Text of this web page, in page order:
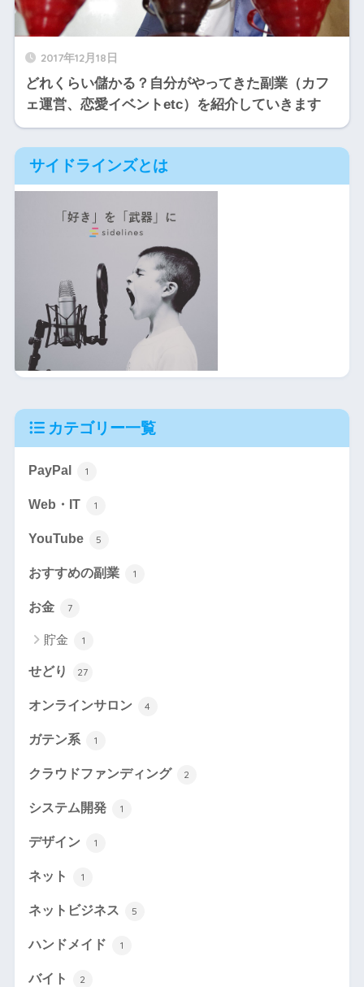
2017年12月18日
どれくらい儲かる？自分がやってきた副業（カフ
ェ運営、恋愛イベントetc）を紹介していきます
サイドラインズとは
カテゴリー一覧
PayPal 1
Web・IT 1
YouTube 5
おすすめの副業 1
お金 7
貯金 1
せどり 27
オンラインサロン 4
ガテン系 1
クラウドファンディング 2
システム開発 1
デザイン 1
ネット 1
ネットビジネス 5
ハンドメイド 1
バイト 2